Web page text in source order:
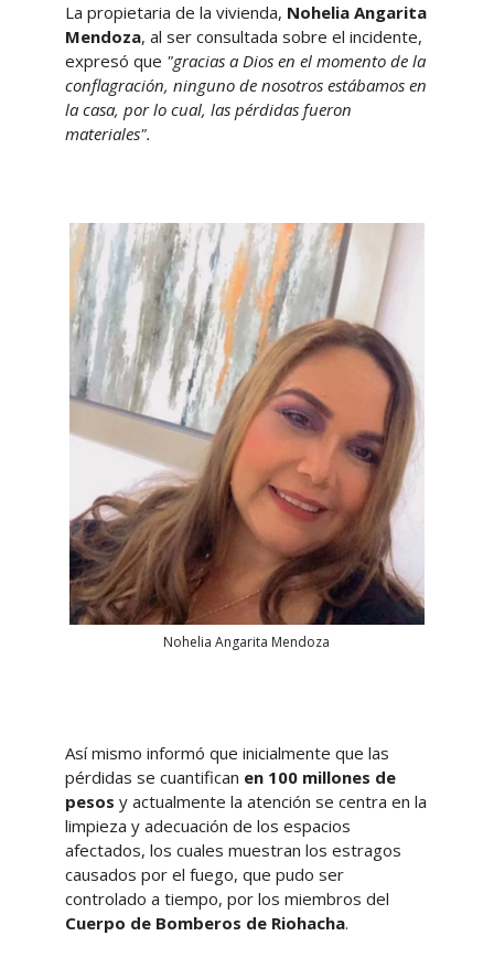
La propietaria de la vivienda, Nohelia Angarita
Mendoza, al ser consultada sobre el incidente,
expresó que "gracias a Dios en el momento de la
conflagración, ninguno de nosotros estábamos en
la casa, por lo cual, las pérdidas fueron
materiales".
Nohelia Angarita Mendoza
Así mismo informó que inicialmente que las
pérdidas se cuantifican en 100 millones de
pesos y actualmente la atención se centra en la
limpieza y adecuación de los espacios
afectados, los cuales muestran los estragos
causados por el fuego, que pudo ser
controlado a tiempo, por los miembros del
Cuerpo de Bomberos de Riohacha.